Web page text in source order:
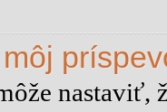
nastaviť,